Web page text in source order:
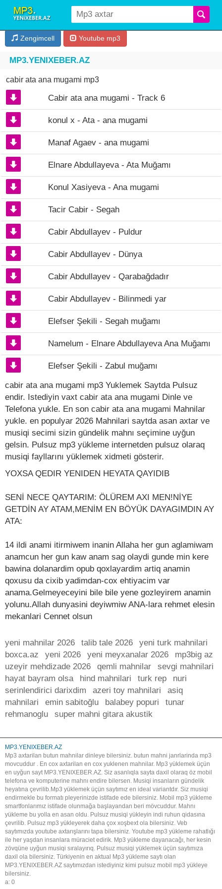
Zengimcell Youtube mp3
MP3.YENIXEBER.AZ
cabir ata ana mugami mp3
Cabir ata ana mugami - Track 6
konul x - Ata - ana mugami
Manaf Agaev - ana mugami
Elnare Abdullayeva - Ata Muğamı
Konul Xasiyeva - Ana mugami
Tacir Cabir - Segah
Cabir Abdullayev - Puldur
Cabir Abdullayev - Dünya
Cabir Abdullayev - Qarabağdadır
Cabir Abdullayev - Bilinmedi yar
Elefser Şekili - Segah muğamı
Namelum - Elnare Abdullayeva Ana Muğamı
Elefser Şekili - Zabul muğamı
cabir ata ana mugami mp3 Yuklemek Saytda Pulsuz
endir. Istediyin vaxt cabir ata ana mugami Dinle ve
Telefona yukle. En son cabir ata ana mugami Mahnilar
yukle. en populyar 2026 Mahnilari saytda asan axtar ve
musiqi secimi sizin gündelik mahnı seçimine uyğun
gelsin. Pulsuz mp3 yükleme internetden pulsuz olaraq
musiqi fayllarını yüklemek xidmeti gösterir.
YOXSA QEDIR YENIDEN HEYATA QAYIDIB
SENİ NECE QAYTARIM: ÖLÜREM AXI MEN!NİYE
GETDİN AY ATAM,MENİM EN BÖYÜK DAYAGIMDIN AY
ATA:
14 ildi anami itirmiwem inanin Allaha her gun aglamiwam
anamcun her gun kaw anam sag olaydi gunde min kere
bawina dolanardim opub qoxlayardim artiq anamin
qoxusu da cixib yadimdan-cox ehtiyacim var
anama.Gelmeyeceyini bile bile yene gozleyirem anamin
yolunu.Allah dunyasini deyiwmiw ANA-lara rehmet elesin
mekanlari Cennet olsun
yeni mahnilar 2026 talib tale 2026
yeni turk mahnilari
boxca.az
yeni 2026 yeni meyxanalar 2026
mp3big az
uzeyir mehdizade 2026
qemli mahnilar
sevgi mahnilari
hayat bayram olsa
hind mahnilari turk rep
nuri
serinlendirici darixdim
azeri toy mahnilari
asiq
mahnilari
emin sabitoğlu balabey popuri
tunar
rehmanoglu
super mahni gitara akustik
MP3.YENIXEBER.AZ
Mp3 axtarilan butun mahnilar dinleye bilersiniz. butun mahni janrlarinda mp3
movcuddur . En cox axtarilan en cox yuklenen mahnilar. Mp3 yüklemek üçün
en uyğun sayt MP3.YENIXEBER.AZ. Siz asanlıqla sayta daxil olaraq öz mobil
telefona ve komputerine mahnı endire bilersen. Musiqi insanların gündelik
heyatına çevrilib.Mp3 yüklemek üçün saytımız en ideal variantdır. Siz musiqi
endirmekle bu formatı pleyerinizde istifade ede bilersiniz. Mobil mp3 yükleme
smartfonlarımız istifade olunmağa başlayandan beri mövcuddur. Mahnı
yükleme bu yolla en asan oldu. Pulsuz musiqi yükleyin indi ruhun qidasına
çevrilib. Pulsuz mp3 yükleyerek daha çox xoşbext ola bilersiniz. Veb
saytımızda youtube axtarışlarını tapa bilersiniz. Youtube mp3 yükleme rahatlığı
ile her yaşdan insanlara müraciet edirik. Mp3 yükleme dayanacağı, her kesin
zövqüne uyğun musiqi sıralayırıq. Pulsuz musiqi yüklemek üçün saytımıza
daxil ola bilersiniz. Türkiyenin en aktual Mp3 yükleme saytı olan
MP3.YENIXEBER.AZ saytımızdan istediyiniz kimi pulsuz mobil mp3 yükleye
bilersiniz.
a: 0